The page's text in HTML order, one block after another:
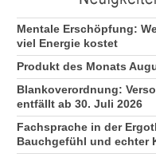
Mentale Erschöpfung:
viel Energie kostet
Produkt des Monats
Blankoverordnung:
entfällt ab 30. Juli 2026
Fachsprache in der
Bauchgefühl und echter